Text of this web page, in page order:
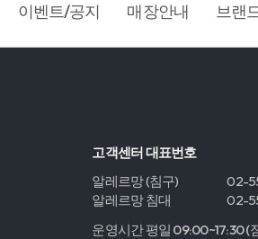
이벤트/공지 매장안내 브랜
고객센터 대표번호
알레르망 (침구)
02-
알레르망 침대
02-
운영시간 평일 09:00~17:30 (